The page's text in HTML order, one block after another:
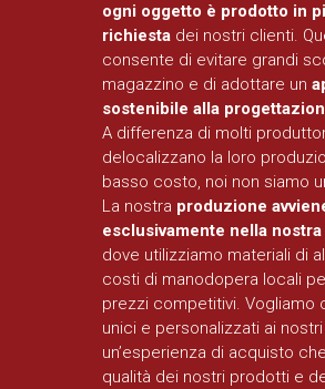
ogni oggetto è prodotto in
richiesta dei nostri clienti.
consente di evitare grandi
magazzino e di adottare un
sostenibile alla
A differenza di molti
delocalizzano la loro
basso costo, noi non siamo
La nostra produzione
esclusivamente nella
dove utilizziamo materiali di
costi di manodopera locali
prezzi competitivi. Vogliamo
unici e personalizzati ai
un’esperienza di acquisto
qualità dei nostri prodotti e